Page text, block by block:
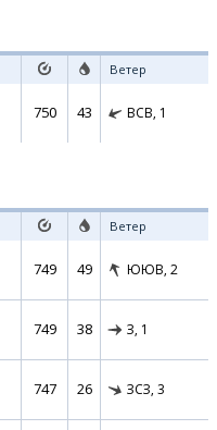
Ветер
750 43 ВСВ, 1
Ветер
749 49 ЮЮВ, 2
749 38 З, 1
747 26 ЗСЗ, 3